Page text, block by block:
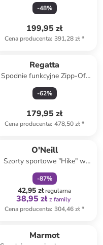
-48%
199,95 zł
Cena producenta: 391,28 zł*
Regatta
Spodnie funkcyjne Zipp-Off
"Travel II" w kolorze
granatowym
-62%
179,95 zł
Cena producenta: 478,50 zł*
O'Neill
Szorty sportowe "Hike" w
kolorze niebiesko-żółtym
-87%
42,95 złregularna
38,95 zł z family
Cena producenta: 304,46 zł*
Marmot